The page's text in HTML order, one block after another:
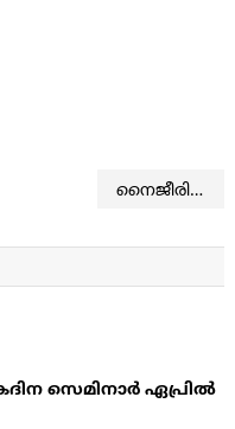
നൈജീരിയന്‍ തീവ്രവാദികള്‍ 20 ക്രിസ്ത്യാനികളെ കൊലപ്പെടുത്തി
സെമിനാര്‍ ഏപ്രില്‍